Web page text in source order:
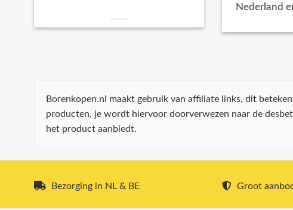
Nederland
Borenkopen.nl maakt gebruik van affiliate links, dit
producten, je wordt hiervoor doorverwezen naar de
het product aanbiedt.
Bezorging in NL & BE Groot